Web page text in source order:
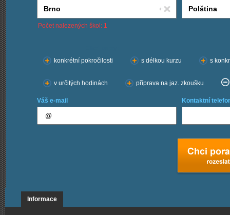
Počet nalezených škol: 1
konkrétní pokročilosti
s délkou kurzu s
v určitých hodinách příprava na jaz. zkoušku
Váš e-mail Kontaktní
Informace